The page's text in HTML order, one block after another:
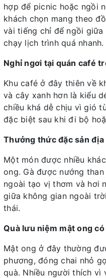
hợp để picnic hoặc ngồi
khách chọn mang theo
vài tiếng chỉ để ngồi
chạy lịch trình quá nhanh.
Nghỉ ngơi tại quán café
Khu café ở đây thiên về
và cây xanh hơn là kiểu
chiều khá dễ chịu vì gió
đặc biệt sau khi đi bộ
Thưởng thức đặc sản
Một món được nhiều
ong. Gà được nướng
ngoài tạo vị thơm và hơi
giữa không gian ngoài
thái.
Quà lưu niệm mật ong
Mật ong ở đây thường
phương, đóng chai nhỏ
quà. Nhiều người thích vì